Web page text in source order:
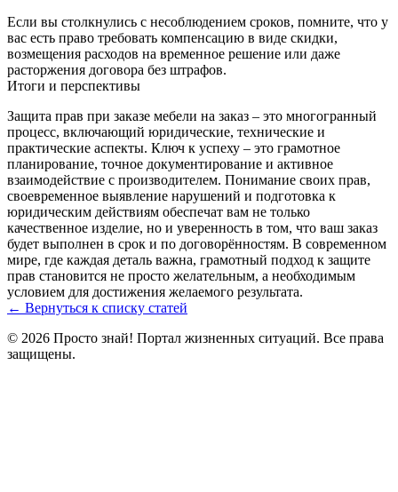
Если вы столкнулись с несоблюдением сроков, помните, что у
вас есть право требовать компенсацию в виде скидки,
возмещения расходов на временное решение или даже
расторжения договора без штрафов.
Итоги и перспективы
Защита прав при заказе мебели на заказ – это многогранный
процесс, включающий юридические, технические и
практические аспекты. Ключ к успеху – это грамотное
планирование, точное документирование и активное
взаимодействие с производителем. Понимание своих прав,
своевременное выявление нарушений и подготовка к
юридическим действиям обеспечат вам не только
качественное изделие, но и уверенность в том, что ваш заказ
будет выполнен в срок и по договорённостям. В современном
мире, где каждая деталь важна, грамотный подход к защите
прав становится не просто желательным, а необходимым
условием для достижения желаемого результата.
← Вернуться к списку статей
© 2026 Просто знай! Портал жизненных ситуаций. Все права
защищены.